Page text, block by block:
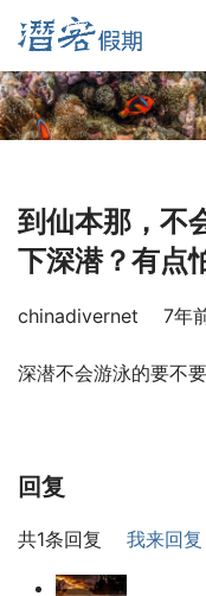
到仙本那，不
下深潜？有点
chinadivernet 7年
深潜不会游泳的要不
回复
共1条回复 我来回复